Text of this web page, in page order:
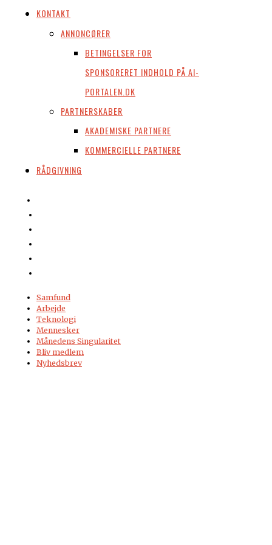
KONTAKT
ANNONCØRER
BETINGELSER FOR
SPONSORERET INDHOLD PÅ AI-
PORTALEN.DK
PARTNERSKABER
AKADEMISKE PARTNERE
KOMMERCIELLE PARTNERE
RÅDGIVNING
Samfund
Arbejde
Teknologi
Mennesker
Månedens Singularitet
Bliv medlem
Nyhedsbrev